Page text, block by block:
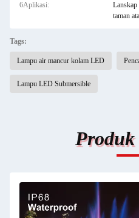
6Aplikasi:
Lanskap
taman
Tags:
Lampu air mancur kolam LED
Lampu LED Submersible
Produk